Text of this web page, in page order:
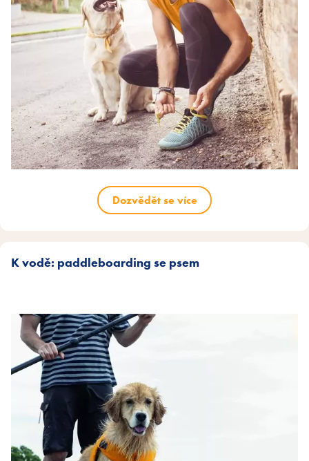
Dozvědět se více
K vodě: paddleboarding se psem